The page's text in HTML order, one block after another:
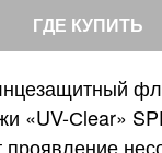
ГДЕ КУПИТЬ
«UV-Сlear»